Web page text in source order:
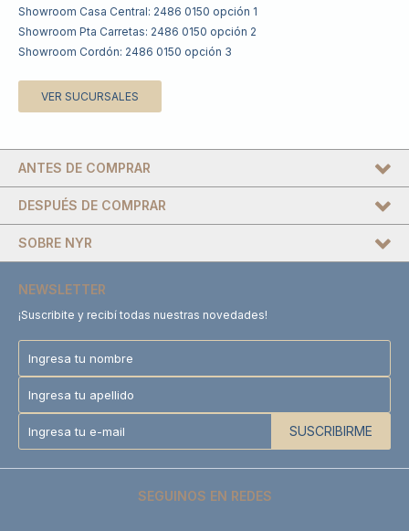
Showroom Casa Central: 2486 0150 opción 1
Showroom Pta Carretas: 2486 0150 opción 2
Showroom Cordón: 2486 0150 opción 3
VER SUCURSALES
DESPUÉS DE COMPRAR
SOBRE NYR
ANTES DE COMPRAR
NEWSLETTER
¡Suscribite y recibí todas nuestras novedades!
SUSCRIBIRME
SEGUINOS EN REDES